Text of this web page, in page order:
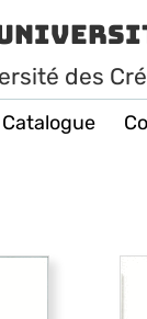
des
Catalogue